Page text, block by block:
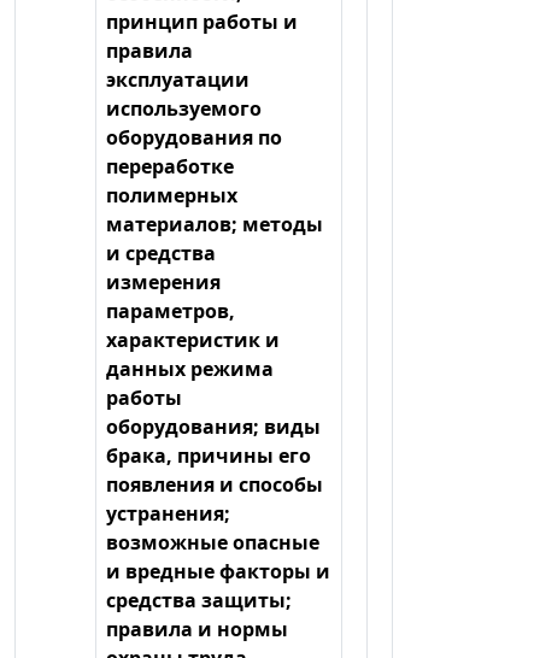
принцип работы и
правила
эксплуатации
используемого
оборудования по
переработке
полимерных
материалов; методы
и средства
измерения
параметров,
характеристик и
данных режима
работы
оборудования; виды
брака, причины его
появления и способы
устранения;
возможные опасные
и вредные факторы и
средства защиты;
правила и нормы